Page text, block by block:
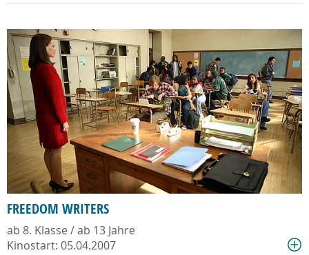
FREEDOM WRITERS
ab 8. Klasse / ab 13 Jahre
Kinostart: 05.04.2007